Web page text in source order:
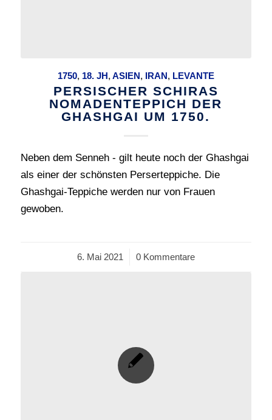
1750, 18. JH,ASIEN, IRAN, LEVANTE
PERSISCHER SCHIRAS
NOMADENTEPPICH DER
GHASHGAI UM 1750.
Neben dem Senneh - gilt heute noch der Ghashgai
als einer der schönsten Perserteppiche. Die
Ghashgai-Teppiche werden nur von Frauen
gewoben.
6. Mai 2021
/ 0 Kommentare